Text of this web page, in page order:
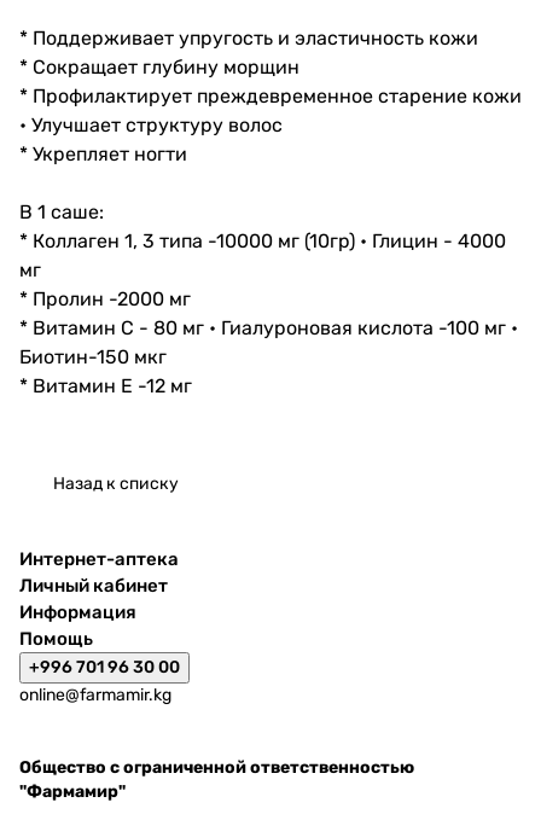
* Поддерживает упругость и эластичность кожи
* Сокращает глубину морщин
* Профилактирует преждевременное старение кожи
• Улучшает структуру волос
* Укрепляет ногти
В 1 саше:
* Коллаген 1, 3 типа -10000 мг (10гр) • Глицин - 4000
мг
* Пролин -2000 мг
* Витамин С - 80 мг • Гиалуроновая кислота -100 мг •
Биотин-150 мкг
* Витамин Е -12 мг
Назад к списку
Интернет-аптека
Личный кабинет
Информация
Помощь
+996 701 96 30 00
online@farmamir.kg
Общество с ограниченной ответственностью
"Фармамир"